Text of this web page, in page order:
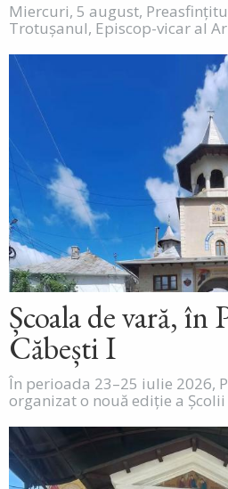
Miercuri, 5 august,
Trotușanul, Episcop-vicar al
Școala de vară, în
Căbești I
În perioada 23–25 iulie 2026,
organizat o nouă ediție a